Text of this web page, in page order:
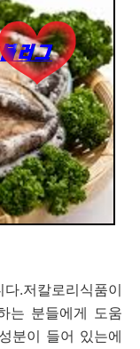
.저칼로리식품이
는 분들에게 도움
분이 들어 있는에